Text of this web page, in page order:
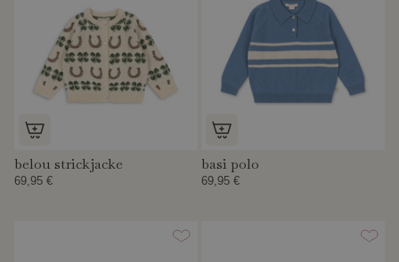
belou strickjacke
69,95 €
basi polo
69,95 €